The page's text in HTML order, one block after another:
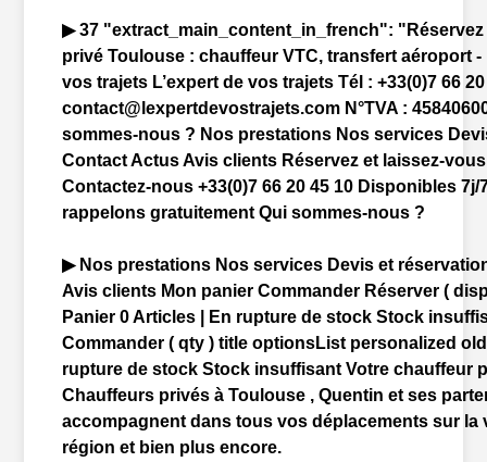
▶ 37 "extract_main_content_in_french":
privéToulouse :chauffeur VTC, transfertaéroport -
vos trajets L’expert de vos trajets Tél : +33(0)7 66
contact@lexpertdevostrajets.com N°TVA :
sommes-nous ? Nos prestations Nos services
Contact Actus Avis clients Réservez et laissez-
Contactez-nous +33(0)7 66 20 45 10 Disponibles
rappelons gratuitement Qui sommes-nous ?
▶ Nos prestations Nos services Devis et
Avis clients Mon panier Commander Réserver (
Panier 0 Articles | En rupture de stock Stock
Commander ( qty ) title optionsList personalized
rupture de stock Stock insuffisant Votrechauffeur
Chauffeurs privés àToulouse , Quentin et ses
accompagnent dans tous vos déplacements sur la
région et bien plus encore.